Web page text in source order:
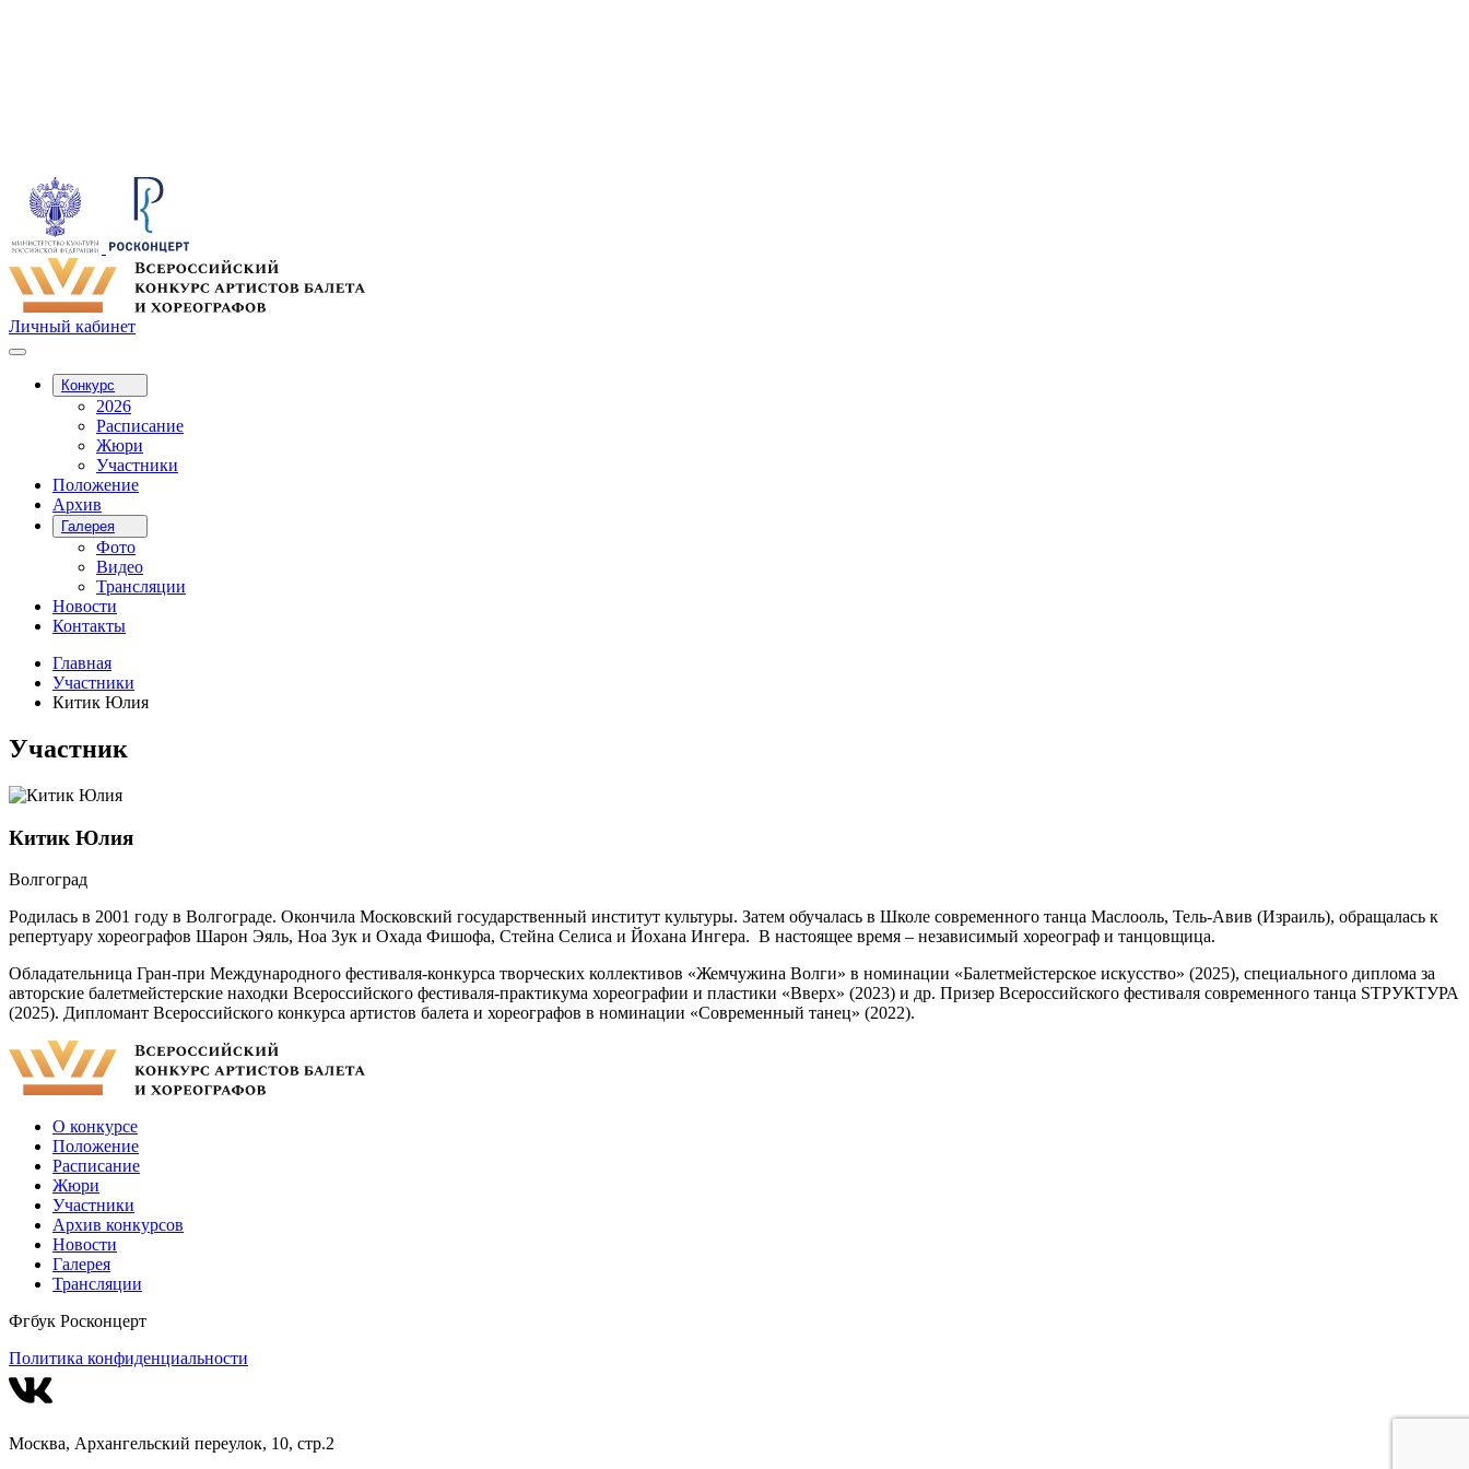
Личный кабинет
Конкурс
2026
Расписание
Жюри
Участники
Положение
Архив
Галерея
Фото
Видео
Трансляции
Новости
Контакты
Главная
Участники
Китик Юлия
Участник
Китик Юлия
Волгоград
Родилась в 2001 году в Волгограде. Окончила Московский государственный институт культуры. Затем обучалась в Школе современного танца Маслооль, Тель-Авив (Израиль), обращалась к
репертуару хореографов Шарон Эяль, Ноа Зук и Охада Фишофа, Стейна Селиса и Йохана Ингера. В настоящее время – независимый хореограф и танцовщица.
Обладательница Гран-при Международного фестиваля-конкурса творческих коллективов «Жемчужина Волги» в номинации «Балетмейстерское искусство» (2025), специального диплома за
авторские балетмейстерские находки Всероссийского фестиваля‑практикума хореографии и пластики «Вверх» (2023) и др. Призер Всероссийского фестиваля современного танца SТРУКТУРА
(2025). Дипломант Всероссийского конкурса артистов балета и хореографов в номинации «Современный танец» (2022).
О конкурсе
Положение
Расписание
Жюри
Участники
Архив конкурсов
Новости
Галерея
Трансляции
Фгбук Росконцерт
Политика конфиденциальности
Москва, Архангельский переулок, 10, стр.2